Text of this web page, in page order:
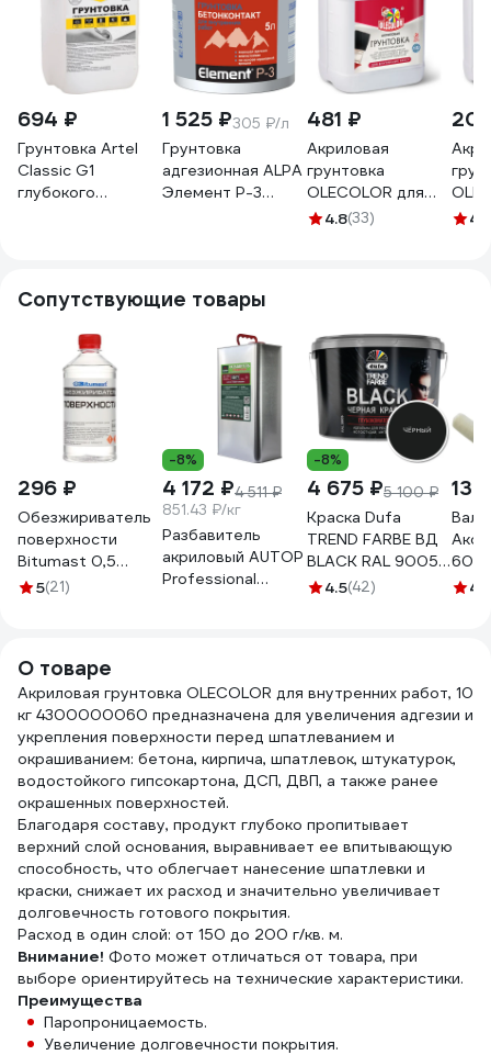
694 ₽
Грунтовка Artel
Classic G1
глубокого
1 525 ₽305 ₽/л
Грунтовка
адгезионная ALPA
Элемент Р-3
481 ₽
Акриловая
грунтовка
OLECOLOR для
внутренних работ,
4.8(33) 4.8
Сопутствующие товары
296 ₽
Обезжириватель
поверхности
Bitumast 0,5
л/0,35 кг
5(21)
-8%
4 172 ₽4 511 ₽
851.43 ₽/кг
Разбавитель
акриловый AUTOP
Professional
-8%
4 675 ₽5 100 ₽
Краска Dufa
TREND FARBE ВД
BLACK RAL 9005,
10 л МП00-
4.5(42)
60
4.8
О товаре
Акриловая грунтовка OLECOLOR для внутренних работ, 10
кг 4300000060 предназначена для увеличения адгезии и
укрепления поверхности перед шпатлеванием и
окрашиванием: бетона, кирпича, шпатлевок, штукатурок,
водостойкого гипсокартона, ДСП, ДВП, а также ранее
окрашенных поверхностей.
Благодаря составу, продукт глубоко пропитывает
верхний слой основания, выравнивает ее впитывающую
способность, что облегчает нанесение шпатлевки и
краски, снижает их расход и значительно увеличивает
долговечность готового покрытия.
Расход в один слой: от 150 до 200 г/кв. м.
Внимание! Фото может отличаться от товара, при
выборе ориентируйтесь на технические характеристики.
Преимущества
Паропроницаемость.
Увеличение долговечности покрытия.